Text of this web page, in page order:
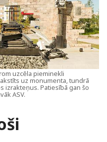
uzcēla pieminekli
uz monumenta, tundrā
izrakteņus. Patiesībā gan šo
ASV.